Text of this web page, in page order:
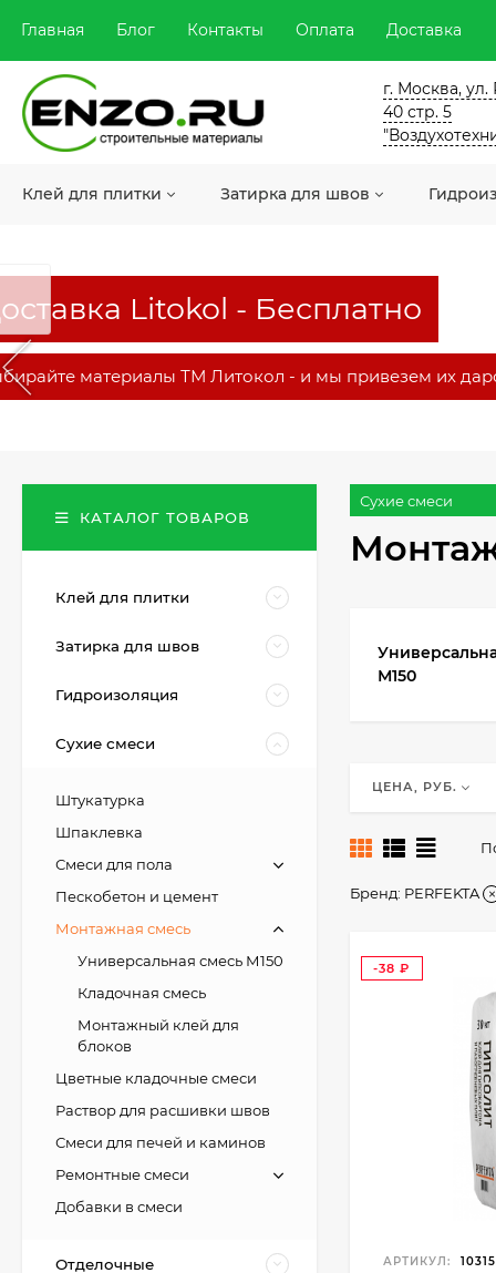
Главная Блог Контакты Оплата Доставка
г. Москва,
40 стр. 5
Клей для плитки Затирка для швов
Litokol - Бесплатно
материалы ТМ Литокол - и мы привезем их
Сухие смеси
М150
ЦЕНА, РУБ.
Бренд: PERFEKTA
-38
АРТИКУЛ:
КАТАЛОГ ТОВАРОВ
Клей для плитки
Затирка для швов
Гидроизоляция
Сухие смеси
Штукатурка
Шпаклевка
Смеси для пола
Пескобетон и цемент
Монтажная смесь
Универсальная смесь М150
Кладочная смесь
Монтажный клей для
блоков
Цветные кладочные смеси
Раствор для расшивки швов
Смеси для печей и каминов
Ремонтные смеси
Добавки в смеси
Отделочные